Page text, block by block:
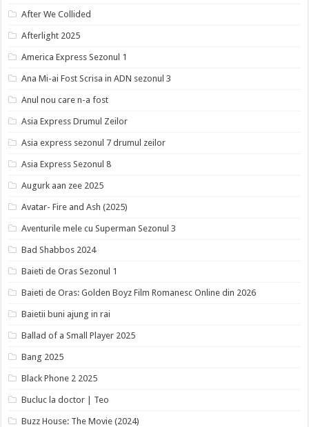
After We Collided
Afterlight 2025
America Express Sezonul 1
Ana Mi-ai Fost Scrisa in ADN sezonul 3
Anul nou care n-a fost
Asia Express Drumul Zeilor
Asia express sezonul 7 drumul zeilor
Asia Express Sezonul 8
Augurk aan zee 2025
Avatar- Fire and Ash (2025)
Aventurile mele cu Superman Sezonul 3
Bad Shabbos 2024
Baieti de Oras Sezonul 1
Baieti de Oras: Golden Boyz Film Romanesc Online din 2026
Baietii buni ajung in rai
Ballad of a Small Player 2025
Bang 2025
Black Phone 2 2025
Bucluc la doctor | Teo
Buzz House: The Movie (2024)